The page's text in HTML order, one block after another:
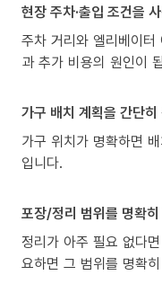
현장 주차·출입 조건을
주차 거리와 엘리베이
과 추가 비용의 원인이
가구 배치 계획을 간단히
가구 위치가 명확하면
입니다.
포장/정리 범위를 명확히
정리가 아주 필요 없다
요하면 그 범위를 명확